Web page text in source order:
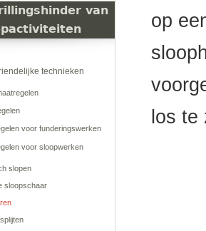
van
technieken
voor funderingswerken
voor sloopwerken
slopen
sloopschaar
op
los te